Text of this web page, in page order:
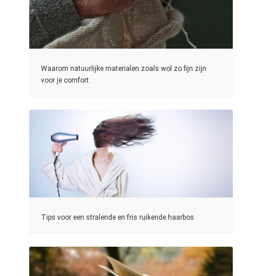
Waarom natuurlijke materialen zoals wol zo fijn zijn
voor je comfort
Tips voor een stralende en fris ruikende haarbos